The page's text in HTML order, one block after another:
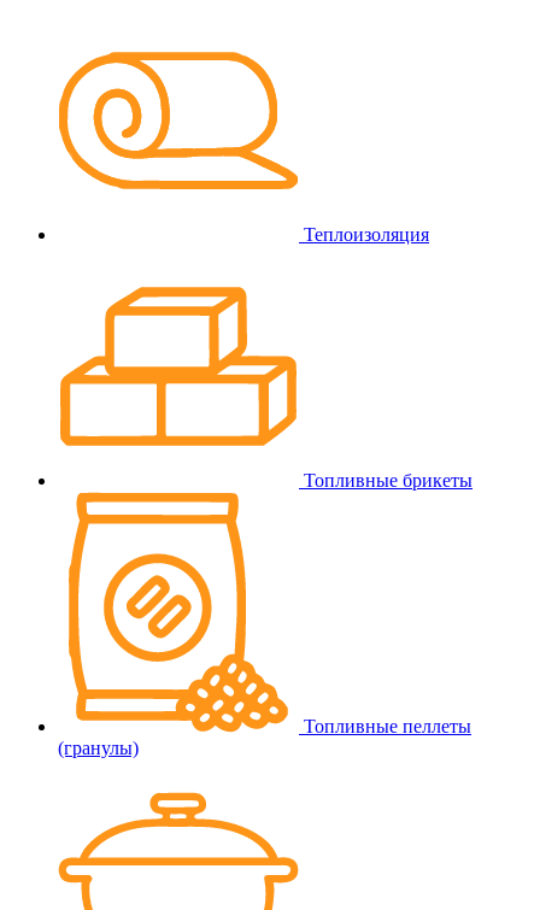
Теплоизоляция
Топливные брикеты
Топливные пеллеты
(гранулы)